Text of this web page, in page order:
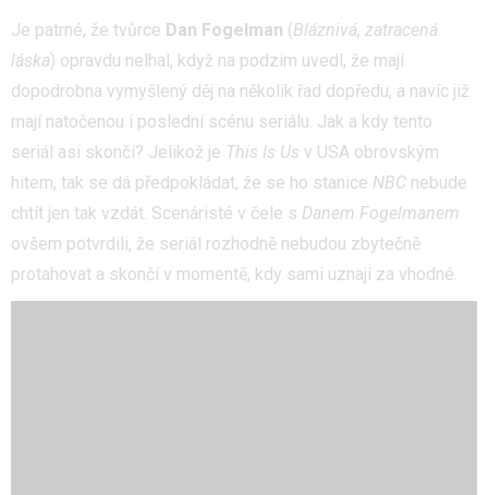
Je patrné, že tvůrce Dan Fogelman (Bláznivá, zatracená
láska) opravdu nelhal, když na podzim uvedl, že mají
dopodrobna vymyšlený děj na několik řad dopředu, a navíc již
mají natočenou i poslední scénu seriálu. Jak a kdy tento
seriál asi skončí? Jelikož je This Is Us v USA obrovským
hitem, tak se dá předpokládat, že se ho stanice NBC nebude
chtít jen tak vzdát. Scenáristé v čele s Danem Fogelmanem
ovšem potvrdili, že seriál rozhodně nebudou zbytečně
protahovat a skončí v momentě, kdy sami uznají za vhodné.